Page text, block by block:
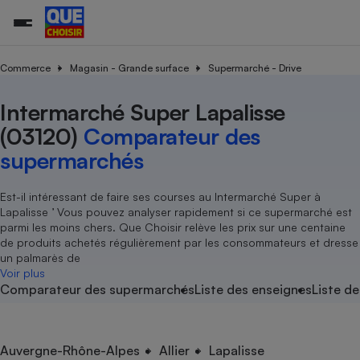
Commerce Magasin - Grande surface Supermarché - Drive
Intermarché Super Lapalisse
(03120) Comparateur des
supermarchés
Est-il intéressant de faire ses courses au Intermarché Super à
Lapalisse ’ Vous pouvez analyser rapidement si ce supermarché est
parmi les moins chers. Que Choisir relève les prix sur une centaine
de produits achetés régulièrement par les consommateurs et dresse
un palmarès de
Voir plus
Comparateur des supermarchésListe des enseignesListe
Auvergne-Rhône-Alpes Allier Lapalisse
Agriculture
Produit alimentaire
Achat - Vente - Location
Carburant
Magasin - Grande surface
Marketing - Fidélisation
Organismes de défense
Système judiciaire
Air
Eau
Achat - Vente - Travaux
Location
Sport
Vacances - Tourisme
électrique
Démarche administrative
Senior
Service marchand
Train
Transport aérien
Toutes les actualités
Enquêtes
Guides d'achat
Conseils
Brèves
Tous les services
Soumettre un litige
Lettres types
Rencontrer une association locale
Tous nos combats
Nos actions
Nos grandes victoires
Les billets de la présidente
Nos associations locales
Nous rejoindre
En savoir plus sur Que Choisir Ensemble
nous ?
L’association
Nos missions
Notre méthodologie
Notre financement
Nos partenaires
Nous rejoindre